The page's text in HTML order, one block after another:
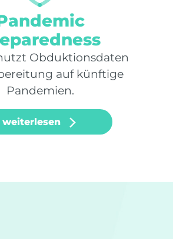
Obduktionsdaten
auf künftige
Pandemien.
weiterlesen